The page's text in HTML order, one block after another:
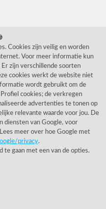
Cookies zijn veilig en worden
Voor meer informatie kun
Er zijn verschillende soorten
cookies werkt de website niet
wordt gebruikt om de
cookies; de verkregen
advertenties te tonen op
relevante waarde voor jou. De
diensten van Google, voor
meer over hoe Google met
privacy.
te gaan met een van de opties.